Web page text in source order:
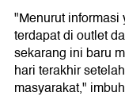
"Menurut
terdapat di outlet
sekarang ini baru
hari terakhir
masyarakat,"